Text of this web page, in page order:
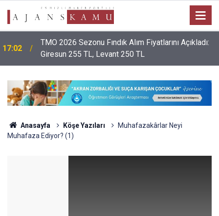
17:02
TMO 2026 Sezonu Fındık Alım Fiyatlarını Açıkladı:
Giresun 255 TL, Levant 250 TL
Anasayfa Köşe Yazıları
Muhafazakârlar Neyi
Muhafaza Ediyor? (1)